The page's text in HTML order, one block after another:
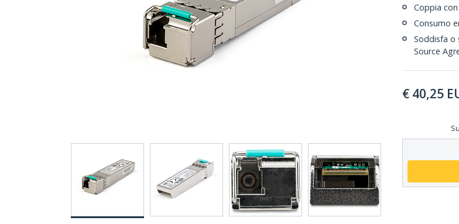
Coppia con
Consumo
Soddisfa o
Source
€ 40,25